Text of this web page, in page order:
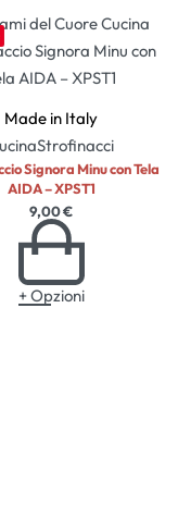
Made in Italy
Strofinacci
Signora Minu con Tela
AIDA – XPST1
9,00€
+ Opzioni